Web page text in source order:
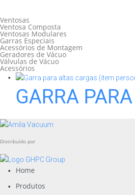
Ventosas
Ventosa Composta
Ventosas Modulares
Garras Especiais
Acessórios de Montagem
Geradores de Vácuo
Válvulas de Vácuo
Acessórios
GARRA
Distribuído por
Home
Produtos